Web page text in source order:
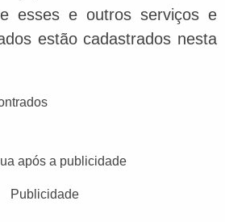
esses e outros serviços e
estão cadastrados nesta
após a publicidade
Publicidade